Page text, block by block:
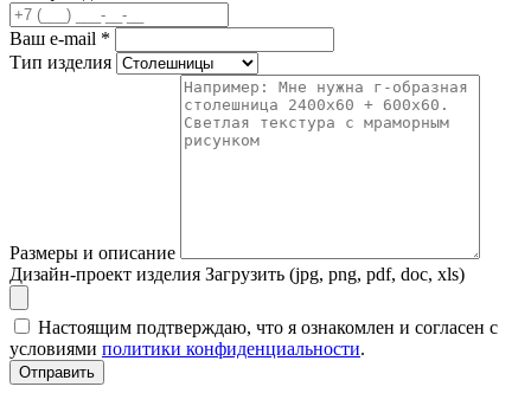
Ваш e-mail *
Тип изделия
Размеры и описание
Дизайн-проект изделия Загрузить (jpg, png, pdf, doc, xls)
Настоящим подтверждаю, что я ознакомлен и согласен с
условиями политики конфиденциальности.
Отправить